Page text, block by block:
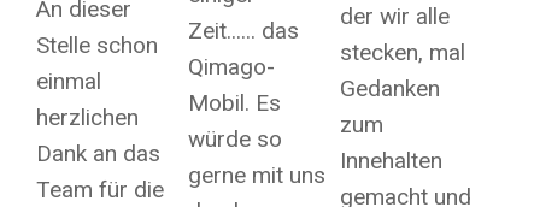
An dieser
Stelle schon
einmal
herzlichen
Dank an das
Team für die
Zeit...... das
Qimago-
Mobil. Es
würde so
gerne mit uns
der wir alle
stecken, mal
Gedanken
zum
Innehalten
gemacht und